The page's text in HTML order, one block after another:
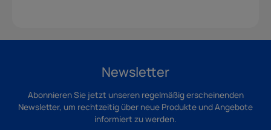
Newsletter
Abonnieren Sie jetzt unseren regelmäßig erscheinenden
Newsletter, um rechtzeitig über neue Produkte und Angebote
informiert zu werden.